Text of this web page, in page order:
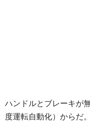
ハンドルとブレーキが
度運転自動化）からだ。